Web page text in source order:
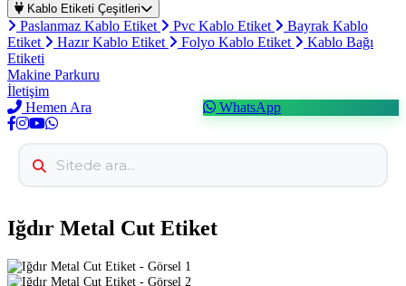
Kablo Etiketi Çeşitleri
Paslanmaz Kablo Etiket Pvc Kablo Etiket
Bayrak Kablo
Etiket
Hazır Kablo Etiket Folyo Kablo Etiket
Kablo Bağı
Etiketi
Makine Parkuru
İletişim
Hemen Ara
WhatsApp
Iğdır Metal Cut Etiket